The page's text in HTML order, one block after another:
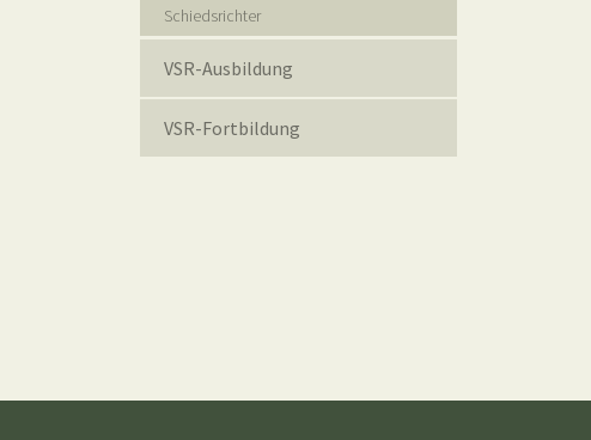
Schiedsrichter
VSR-Ausbildung
VSR-Fortbildung